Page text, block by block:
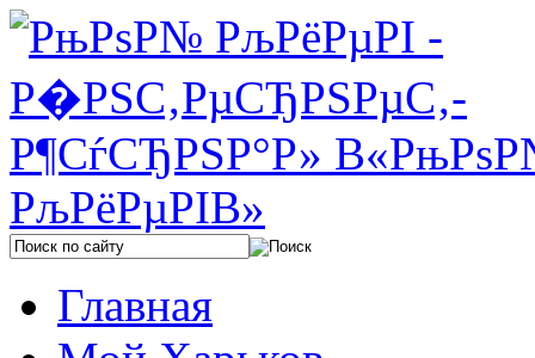
Главная